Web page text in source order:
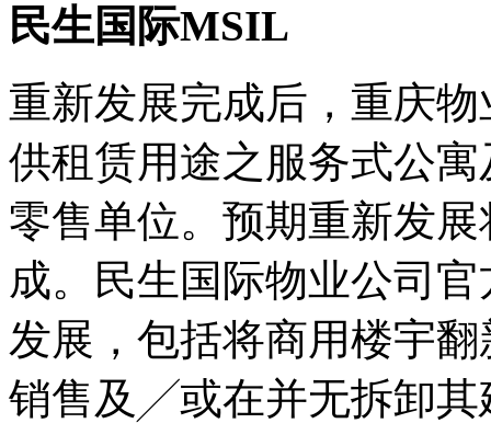
民生国际MSIL
重新发展完成后，重庆
供租赁用途之服务式公
零售单位。预期重新发
成。民生国际物业公司
发展，包括将商用楼宇
销售及╱或在并无拆卸其